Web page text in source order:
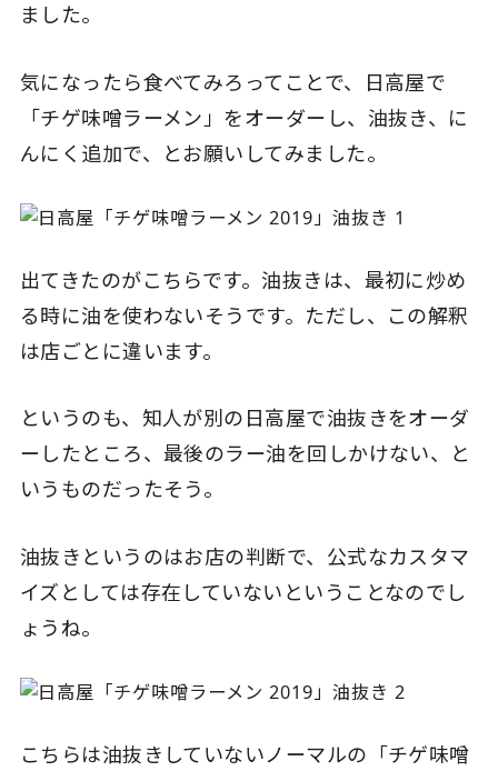
ました。
気になったら食べてみろってことで、日高屋で
「チゲ味噌ラーメン」をオーダーし、油抜き、に
んにく追加で、とお願いしてみました。
出てきたのがこちらです。油抜きは、最初に炒め
る時に油を使わないそうです。ただし、この解釈
は店ごとに違います。
というのも、知人が別の日高屋で油抜きをオーダ
ーしたところ、最後のラー油を回しかけない、と
いうものだったそう。
油抜きというのはお店の判断で、公式なカスタマ
イズとしては存在していないということなのでし
ょうね。
こちらは油抜きしていないノーマルの「チゲ味噌